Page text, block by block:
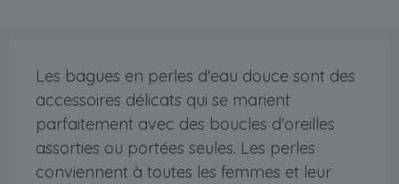
Les bagues en perles d'eau douce sont des
accessoires délicats qui se marient
parfaitement avec des boucles d'oreilles
assorties ou portées seules. Les perles
conviennent à toutes les femmes et leur